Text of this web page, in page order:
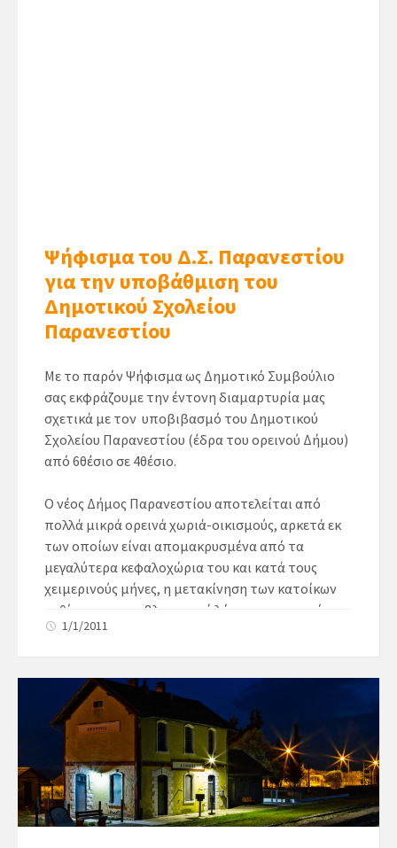
Ψήφισμα του Δ.Σ. Παρανεστίου
για την υποβάθμιση του
Δημοτικού Σχολείου
Παρανεστίου
Με το παρόν Ψήφισμα ως Δημοτικό Συμβούλιο
σας εκφράζουμε την έντονη διαμαρτυρία μας
σχετικά με τον υποβιβασμό του Δημοτικού
Σχολείου Παρανεστίου (έδρα του ορεινού Δήμου)
από 6θέσιο σε 4θέσιο.
Ο νέος Δήμος Παρανεστίου αποτελείται από
πολλά μικρά ορεινά χωριά-οικισμούς, αρκετά εκ
των οποίων είναι απομακρυσμένα από τα
μεγαλύτερα κεφαλοχώρια του και κατά τους
χειμερινούς μήνες, η μετακίνηση των κατοίκων
καθίσταται προβληματική λόγω των καιρικών
συνθηκών.
Στην έδρα του Δήμου όπου στεγάζεται το
Δημοτικό σχολείο Παρανεστίου φοιτούν (38)
παιδιά από τις τοπικές κοινότητες Παρανεστίου
,Θόλου και Σίλης και κάνουμε αγώνα ως νέα
δημοτική αρχή να κρατήσουμε τα παιδιά και
τους γονείς τους στο τόπο τους προσφέροντας
1/1/2011